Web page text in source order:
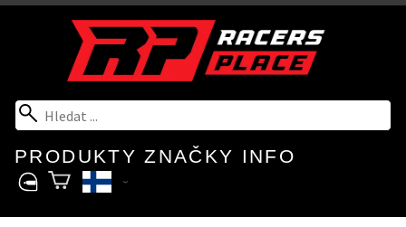
PRODUKTY ZNAČKY INFO